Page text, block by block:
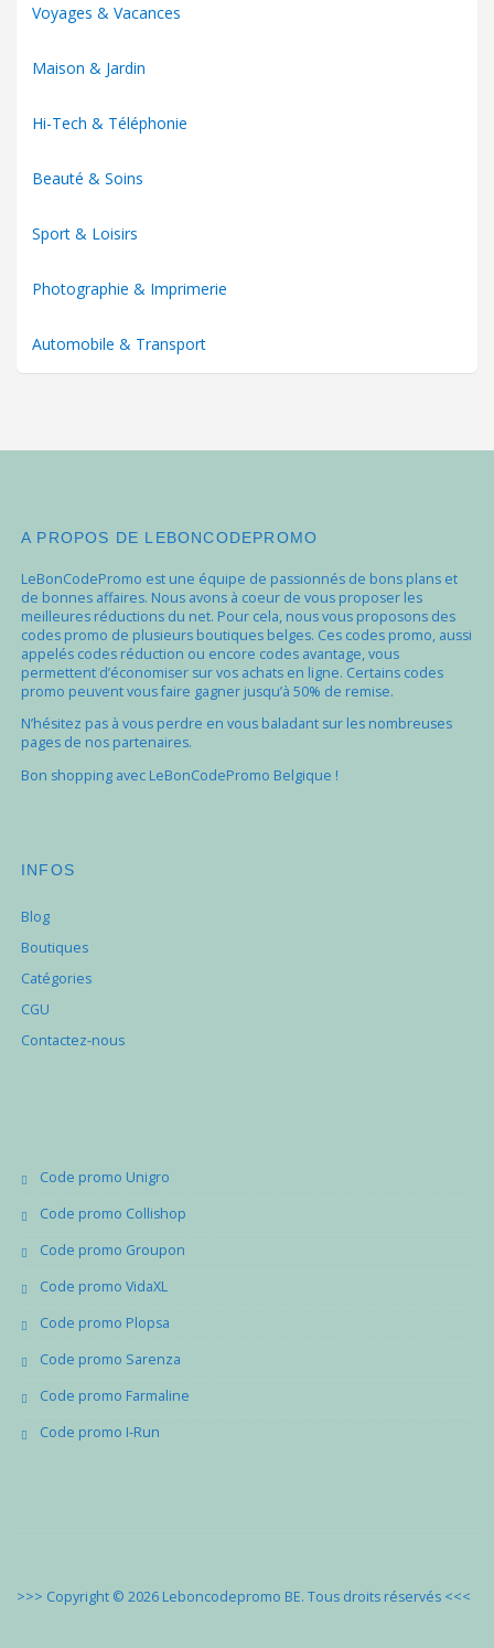
Voyages & Vacances
Maison & Jardin
Hi-Tech & Téléphonie
Beauté & Soins
Sport & Loisirs
Photographie & Imprimerie
Automobile & Transport
A PROPOS DE LEBONCODEPROMO
LeBonCodePromo est une équipe de passionnés de bons plans et
de bonnes affaires. Nous avons à coeur de vous proposer les
meilleures réductions du net. Pour cela, nous vous proposons des
codes promo de plusieurs boutiques belges. Ces codes promo, aussi
appelés codes réduction ou encore codes avantage, vous
permettent d’économiser sur vos achats en ligne. Certains codes
promo peuvent vous faire gagner jusqu’à 50% de remise.
N’hésitez pas à vous perdre en vous baladant sur les nombreuses
pages de nos partenaires.
Bon shopping avec LeBonCodePromo Belgique !
INFOS
Blog
Boutiques
Catégories
CGU
Contactez-nous
Code promo Unigro
Code promo Collishop
Code promo Groupon
Code promo VidaXL
Code promo Plopsa
Code promo Sarenza
Code promo Farmaline
Code promo I-Run
>>> Copyright © 2026 Leboncodepromo BE. Tous droits réservés <<<